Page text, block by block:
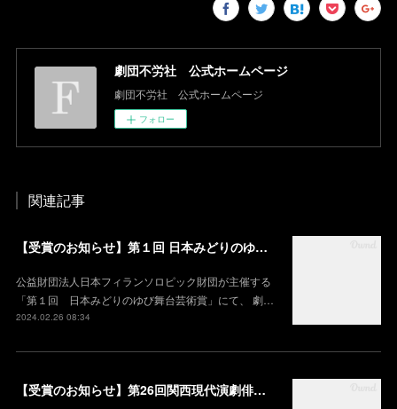
劇団不労社 公式ホームページ
劇団不労社 公式ホームページ
フォロー
関連記事
【受賞のお知らせ】第１回 日本みどりのゆび舞台芸術賞 HOPE賞
公益財団法人日本フィランソロピック財団が主催する
「第１回 日本みどりのゆび舞台芸術賞」にて、 劇…
2024.02.26 08:34
【受賞のお知らせ】第26回関西現代演劇俳優賞 奨励賞 受賞（荷車）